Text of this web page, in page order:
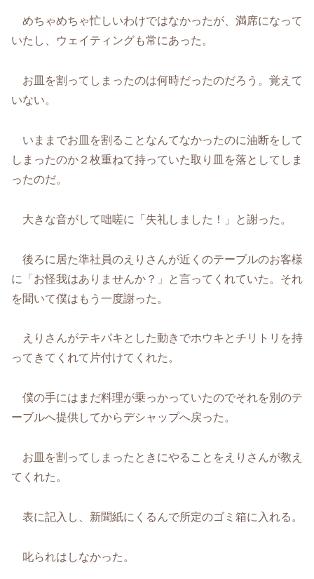
めちゃめちゃ忙しいわけではなかったが、満席になって
いたし、ウェイティングも常にあった。
お皿を割ってしまったのは何時だったのだろう。覚えて
いない。
いままでお皿を割ることなんてなかったのに油断をして
しまったのか２枚重ねて持っていた取り皿を落としてしま
ったのだ。
大きな音がして咄嗟に「失礼しました！」と謝った。
後ろに居た準社員のえりさんが近くのテーブルのお客様
に「お怪我はありませんか？」と言ってくれていた。それ
を聞いて僕はもう一度謝った。
えりさんがテキパキとした動きでホウキとチリトリを持
ってきてくれて片付けてくれた。
僕の手にはまだ料理が乗っかっていたのでそれを別のテ
ーブルへ提供してからデシャップへ戻った。
お皿を割ってしまったときにやることをえりさんが教え
てくれた。
表に記入し、新聞紙にくるんで所定のゴミ箱に入れる。
叱られはしなかった。